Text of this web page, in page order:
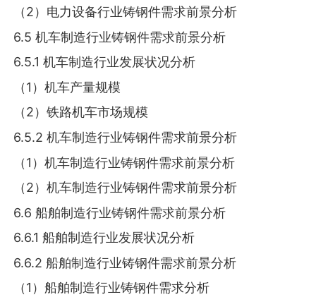
（2）电力设备行业铸钢件需求前景分析
6.5 机车制造行业铸钢件需求前景分析
6.5.1 机车制造行业发展状况分析
（1）机车产量规模
（2）铁路机车市场规模
6.5.2 机车制造行业铸钢件需求前景分析
（1）机车制造行业铸钢件需求前景分析
（2）机车制造行业铸钢件需求前景分析
6.6 船舶制造行业铸钢件需求前景分析
6.6.1 船舶制造行业发展状况分析
6.6.2 船舶制造行业铸钢件需求前景分析
（1）船舶制造行业铸钢件需求分析